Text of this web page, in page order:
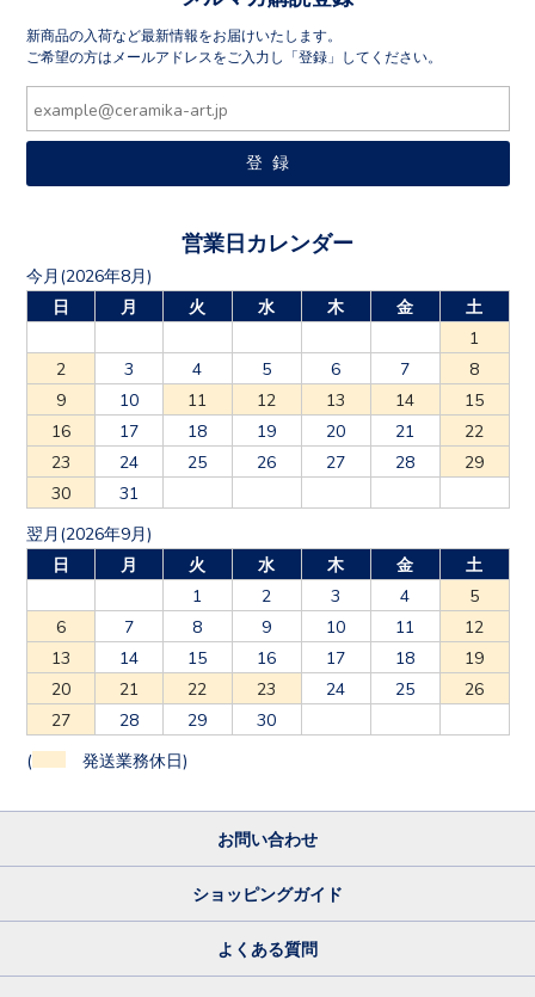
新商品の入荷など最新情報をお届けいたします。
ご希望の方はメールアドレスをご入力し「登録」してください。
営業日カレンダー
今月(2026年8月)
日
月 火 水 木 金
土
1
2
3 4 5 6 7
8
9
10 11 12 13 14
15
16
17 18 19 20 21
22
23
24 25 26 27 28
29
30
31
翌月(2026年9月)
日
月 火 水 木 金
土
1
2 3 4
5
6
7 8 9 10 11
12
13
14 15 16 17 18
19
20
21 22 23 24 25
26
27
28 29 30
( 発送業務休日)
お問い合わせ
ショッピングガイド
よくある質問